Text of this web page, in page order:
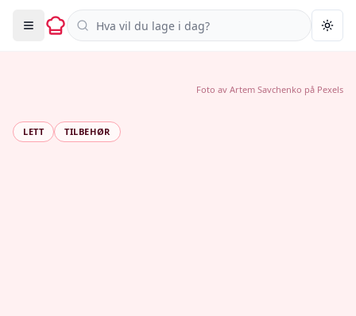
Søk i oppskrifter
LETT TILBEHØR
Foto av Artem Savchenko på Pexels